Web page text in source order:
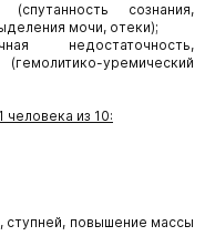
сознания,
мочи, отеки);
недостаточность,
уремический
человека из 10:
ступней, повышение массы